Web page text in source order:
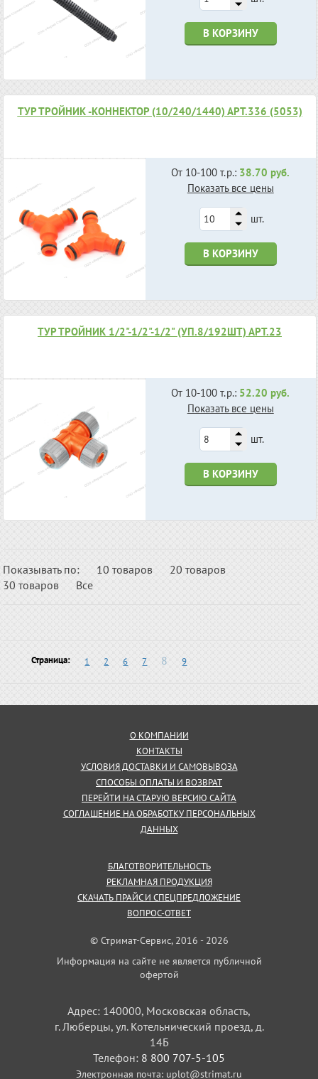
В КОРЗИНУ
ТУР ТРОЙНИК -КОННЕКТОР (10/240/1440) АРТ.336 (5053)
От 10-100 т.р.: 38.70 руб.
Показать все цены
шт.
В КОРЗИНУ
ТУР ТРОЙНИК 1/2"-1/2"-1/2" (УП.8/192ШТ) АРТ.23
От 10-100 т.р.: 52.20 руб.
Показать все цены
шт.
В КОРЗИНУ
Показывать по: 10 товаров
20 товаров
30 товаров
Все
Страница: 1 2 6 7 8 9
О КОМПАНИИ
КОНТАКТЫ
УСЛОВИЯ ДОСТАВКИ И САМОВЫВОЗА
СПОСОБЫ ОПЛАТЫ И ВОЗВРАТ
ПЕРЕЙТИ НА СТАРУЮ ВЕРСИЮ САЙТА
СОГЛАШЕНИЕ НА ОБРАБОТКУ ПЕРСОНАЛЬНЫХ
ДАННЫХ
БЛАГОТВОРИТЕЛЬНОСТЬ
РЕКЛАМНАЯ ПРОДУКЦИЯ
СКАЧАТЬ ПРАЙС И СПЕЦПРЕДЛОЖЕНИЕ
ВОПРОС-ОТВЕТ
© Стримат-Сервис, 2016 - 2026
Информация на сайте не является публичной
офертой
Адрес: 140000, Московская область,
г. Люберцы, ул. Котельнический проезд, д.
14Б
Телефон: 8 800 707-5-105
Электронная почта: uplot@strimat.ru